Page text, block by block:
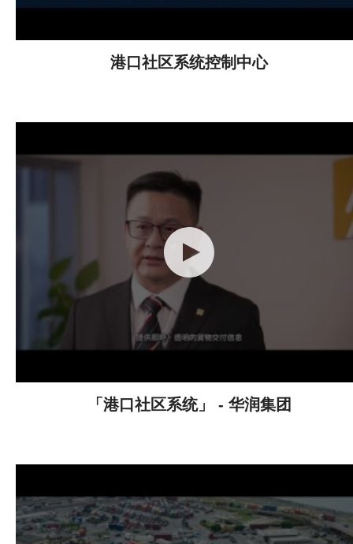
港口社区系统控制中心
「港口社区系统」 - 华润集团